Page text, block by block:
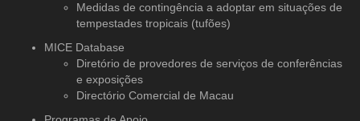
Medidas de contingência a adoptar em situações de
tempestades tropicais (tufões)
MICE Database
Diretório de provedores de serviços de conferências
e exposições
Directório Comercial de Macau